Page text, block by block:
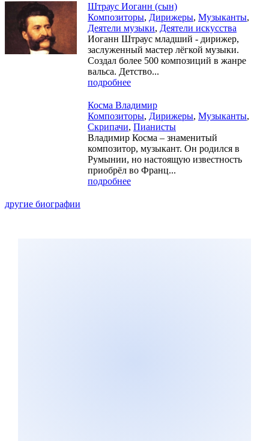
Штраус Иоганн (сын)
Композиторы, Дирижеры, Музыканты,
Деятели музыки, Деятели искусства
Иоганн Штраус младший - дирижер,
заслуженный мастер лёгкой музыки.
Создал более 500 композиций в жанре
вальса. Детство...
подробнее
Косма Владимир
Композиторы, Дирижеры, Музыканты,
Скрипачи, Пианисты
Владимир Косма – знаменитый
композитор, музыкант. Он родился в
Румынии, но настоящую известность
приобрёл во Франц...
подробнее
другие биографии